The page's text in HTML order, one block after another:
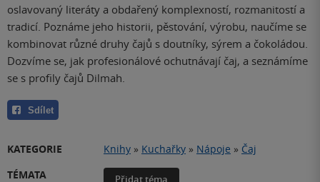
oslavovaný literáty a obdařený komplexností, rozmanitostí a
tradicí. Poznáme jeho historii, pěstování, výrobu, naučíme se
kombinovat různé druhy čajů s doutníky, sýrem a čokoládou.
Dozvíme se, jak profesionálové ochutnávají čaj, a seznámíme
se s profily čajů Dilmah.
Sdílet
KATEGORIE Knihy » Kuchařky » Nápoje » Čaj
TÉMATA
Přidat téma